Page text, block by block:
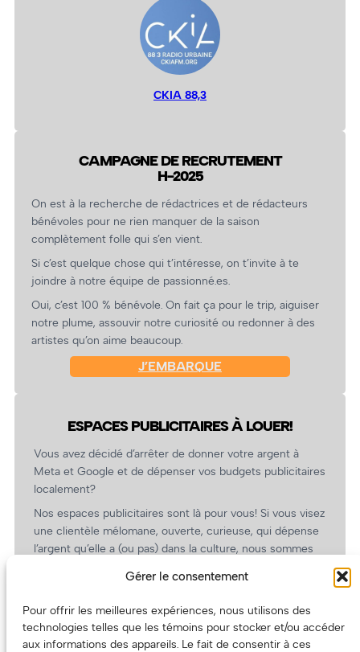
Gérer le consentement
Pour offrir les meilleures expériences, nous utilisons des
technologies telles que les témoins pour stocker et/ou accéder
aux informations des appareils. Le fait de consentir à ces
CKIA 88,3
CAMPAGNE DE RECRUTEMENT
H-2025
On est à la recherche de rédactrices et de rédacteurs
bénévoles pour ne rien manquer de la saison
complètement folle qui s’en vient.
Si c’est quelque chose qui t’intéresse, on t’invite à te
joindre à notre équipe de passionné.es.
Oui, c’est 100 % bénévole. On fait ça pour le trip, aiguiser
notre plume, assouvir notre curiosité ou redonner à des
artistes qu’on aime beaucoup.
J’EMBARQUE
ESPACES PUBLICITAIRES À LOUER!
Vous avez décidé d’arrêter de donner votre argent à
Meta et Google et de dépenser vos budgets publicitaires
localement?
Nos espaces publicitaires sont là pour vous! Si vous visez
une clientèle mélomane, ouverte, curieuse, qui dépense
l’argent qu’elle a (ou pas) dans la culture, nous sommes
revient.
(Oui, on va avoir des tarifs spéciaux pour vous, les